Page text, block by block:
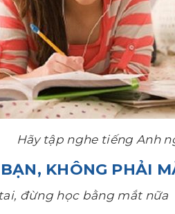
Hãy tập nghe tiếng Anh
KHÔNG PHẢI
đừng học bằng mắt nữa